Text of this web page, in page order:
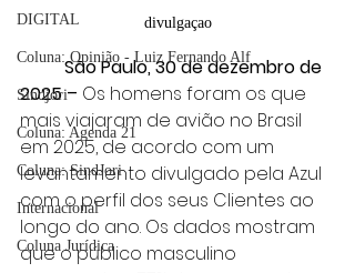
DIGITAL
Coluna: Opinião - Luiz Fernando Alf
Sindjori
Coluna: Agenda 21
Coluna: SindJori
Internacional
Coluna Jurídica
divulgaçao
	São Paulo, 30 de dezembro de
2025 – Os homens foram os que
mais viajaram de avião no Brasil
em 2025, de acordo com um
levantamento divulgado pela Azul
com o perfil dos seus Clientes ao
longo do ano. Os dados mostram
que o público masculino